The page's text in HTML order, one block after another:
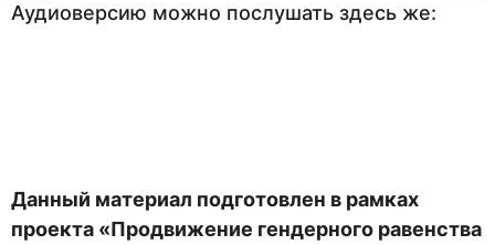
Аудиоверсию можно послушать здесь же:
Данный материал подготовлен в рамках
проекта «Продвижение гендерного равенства